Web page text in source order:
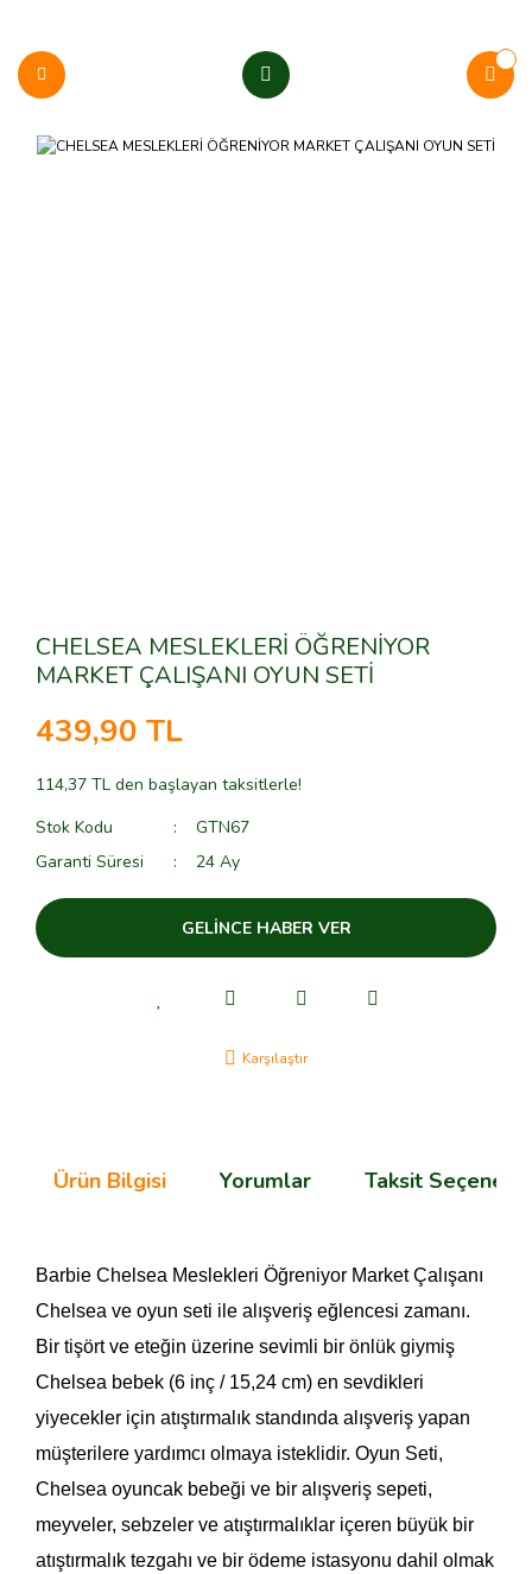
CHELSEA MESLEKLERİ ÖĞRENİYOR
MARKET ÇALIŞANI OYUN SETİ
439,90 TL
114,37 TL den başlayan taksitlerle!
Stok Kodu
GTN67
Garanti Süresi
24 Ay
GELİNCE HABER VER
Karşılaştır
Ürün Bilgisi Yorumlar Taksit
Barbie Chelsea Meslekleri Öğreniyor Market Çalışanı
Chelsea ve oyun seti ile alışveriş eğlencesi zamanı.
Bir tişört ve eteğin üzerine sevimli bir önlük giymiş
Chelsea bebek (6 inç / 15,24 cm) en sevdikleri
yiyecekler için atıştırmalık standında alışveriş yapan
müşterilere yardımcı olmaya isteklidir. Oyun Seti,
Chelsea oyuncak bebeği ve bir alışveriş sepeti,
meyveler, sebzeler ve atıştırmalıklar içeren büyük bir
atıştırmalık tezgahı ve bir ödeme istasyonu dahil olmak